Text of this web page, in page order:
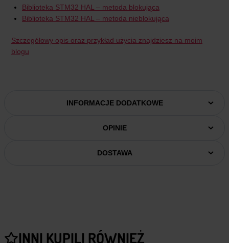
Biblioteka STM32 HAL – metoda blokująca
Biblioteka STM32 HAL – metoda nieblokująca
Szczegółowy opis oraz przykład użycia znajdziesz na moim
blogu
INFORMACJE DODATKOWE
OPINIE
DOSTAWA
INNI KUPILI RÓWNIEŻ